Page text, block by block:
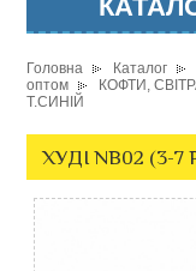
Головна Каталог
оптом
КОФТИ,
Т.СИНІЙ
ХУДІ NB02 (3-7